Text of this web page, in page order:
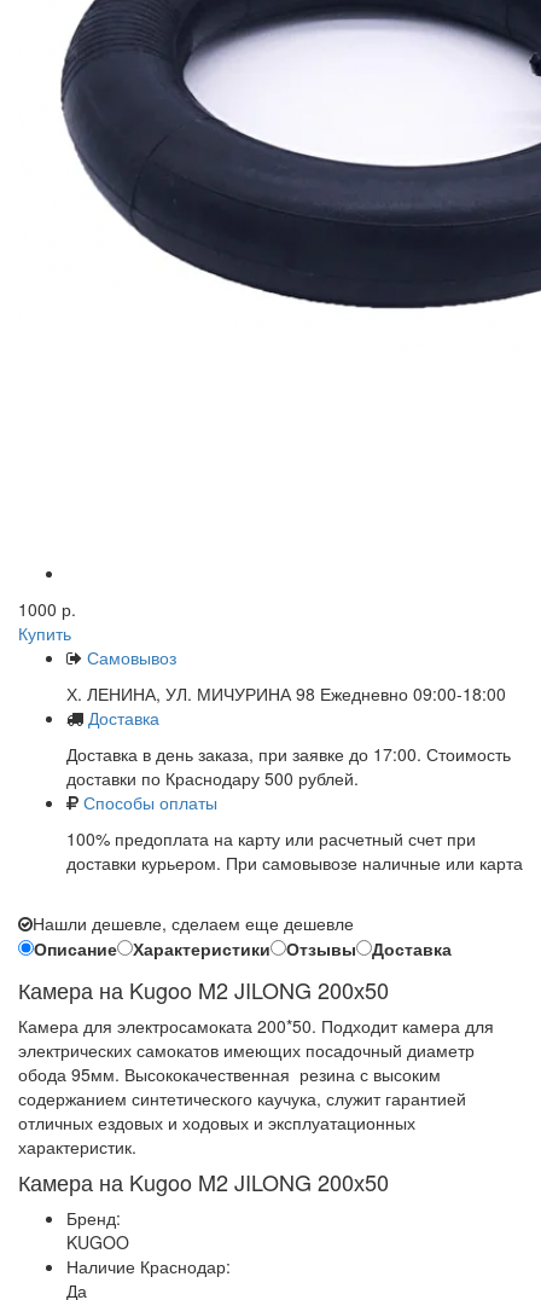
1000 р.
Купить
Самовывоз
Х. ЛЕНИНА, УЛ. МИЧУРИНА 98 Ежедневно 09:00-18:00
Доставка
Доставка в день заказа, при заявке до 17:00. Стоимость
доставки по Краснодару 500 рублей.
Способы оплаты
100% предоплата на карту или расчетный счет при
доставки курьером. При самовывозе наличные или карта
Нашли дешевле, сделаем еще дешевле
Описание
Характеристики Отзывы Доставка
Камера на Kugoo M2 JILONG 200х50
Камера для электросамоката 200*50. Подходит камера для
электрических самокатов имеющих посадочный диаметр
обода 95мм. Высококачественная резина с высоким
содержанием синтетического каучука, служит гарантией
отличных ездовых и ходовых и эксплуатационных
характеристик.
Камера на Kugoo M2 JILONG 200х50
Бренд:
KUGOO
Наличие Краснодар:
Да